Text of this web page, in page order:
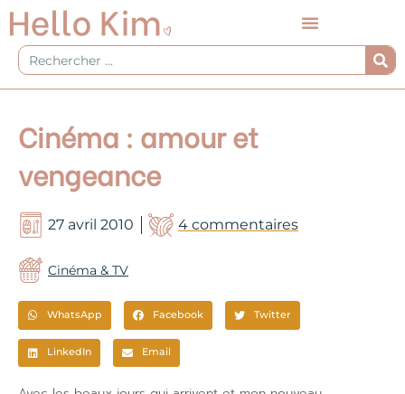
Aller
au
contenu
Rechercher
Cinéma : amour et
vengeance
27 avril 2010 4 commentaires
Cinéma & TV
WhatsApp Facebook Twitter
LinkedIn Email